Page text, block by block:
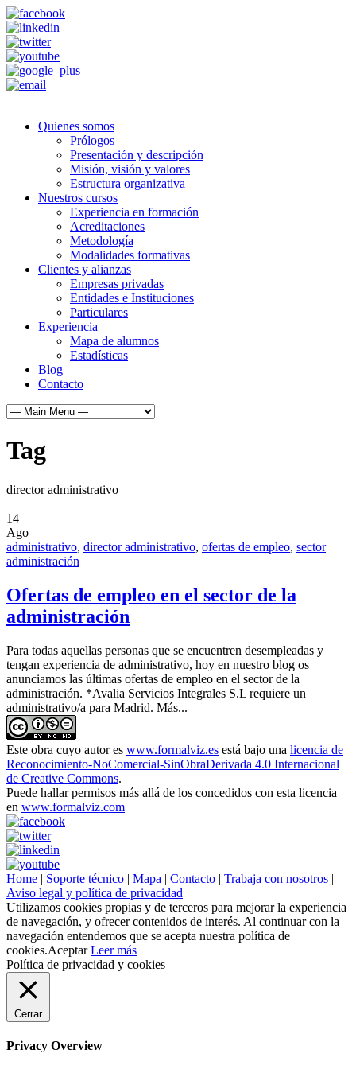
Quienes somos
Prólogos
Presentación y descripción
Misión, visión y valores
Estructura organizativa
Nuestros cursos
Experiencia en formación
Acreditaciones
Metodología
Modalidades formativas
Clientes y alianzas
Empresas privadas
Entidades e Instituciones
Particulares
Experiencia
Mapa de alumnos
Estadísticas
Blog
Contacto
Tag
director administrativo
14
Ago
administrativo, director administrativo, ofertas de empleo, sector
administración
Ofertas de empleo en el sector de la
administración
Para todas aquellas personas que se encuentren desempleadas y
tengan experiencia de administrativo, hoy en nuestro blog os
anunciamos las últimas ofertas de empleo en el sector de la
administración. *Avalia Servicios Integrales S.L requiere un
administrativo/a para Madrid. Más...
Este obra cuyo autor es www.formalviz.es está bajo una licencia de
Reconocimiento-NoComercial-SinObraDerivada 4.0 Internacional
de Creative Commons.
Puede hallar permisos más allá de los concedidos con esta licencia
en www.formalviz.com
Home | Soporte técnico | Mapa | Contacto | Trabaja con nosotros |
Aviso legal y política de privacidad
Utilizamos cookies propias y de terceros para mejorar la experiencia
de navegación, y ofrecer contenidos de interés. Al continuar con la
navegación entendemos que se acepta nuestra política de
cookies.Aceptar Leer más
Política de privacidad y cookies
Cerrar
Privacy Overview